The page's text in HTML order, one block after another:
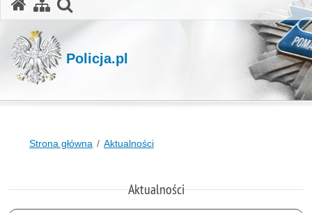
Policja.pl
Strona główna Aktualności
Aktualności